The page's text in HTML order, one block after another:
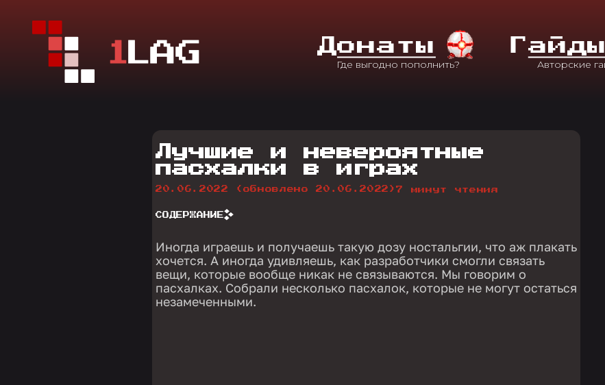
ДОнаты ГАйды
Лучшие и невероятные
пасхалки в играх
20.06.2022 (обновлено 20.06.2022)7 минут чтения
СОДЕРЖАНИЕ
Иногда играешь и получаешь такую дозу ностальгии, что аж плакать
хочется. А иногда удивляешь, как разработчики смогли связать
вещи, которые вообще никак не связываются. Мы говорим о
пасхалках. Собрали несколько пасхалок, которые не могут остаться
незамеченными.